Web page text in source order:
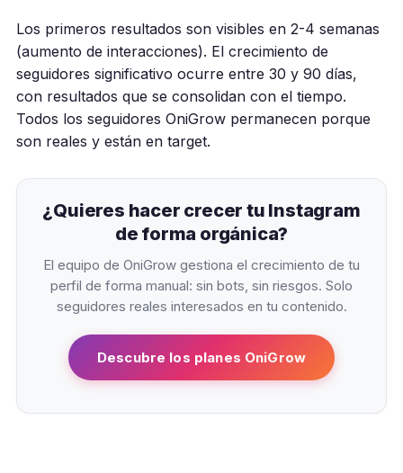
Los primeros resultados son visibles en 2-4 semanas
(aumento de interacciones). El crecimiento de
seguidores significativo ocurre entre 30 y 90 días,
con resultados que se consolidan con el tiempo.
Todos los seguidores OniGrow permanecen porque
son reales y están en target.
¿Quieres hacer crecer tu Instagram
de forma orgánica?
El equipo de OniGrow gestiona el crecimiento de tu
perfil de forma manual: sin bots, sin riesgos. Solo
seguidores reales interesados en tu contenido.
Descubre los planes OniGrow